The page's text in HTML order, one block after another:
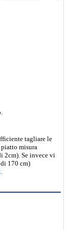
tagliare le
misura
2cm). Se invece vi
170 cm)
.